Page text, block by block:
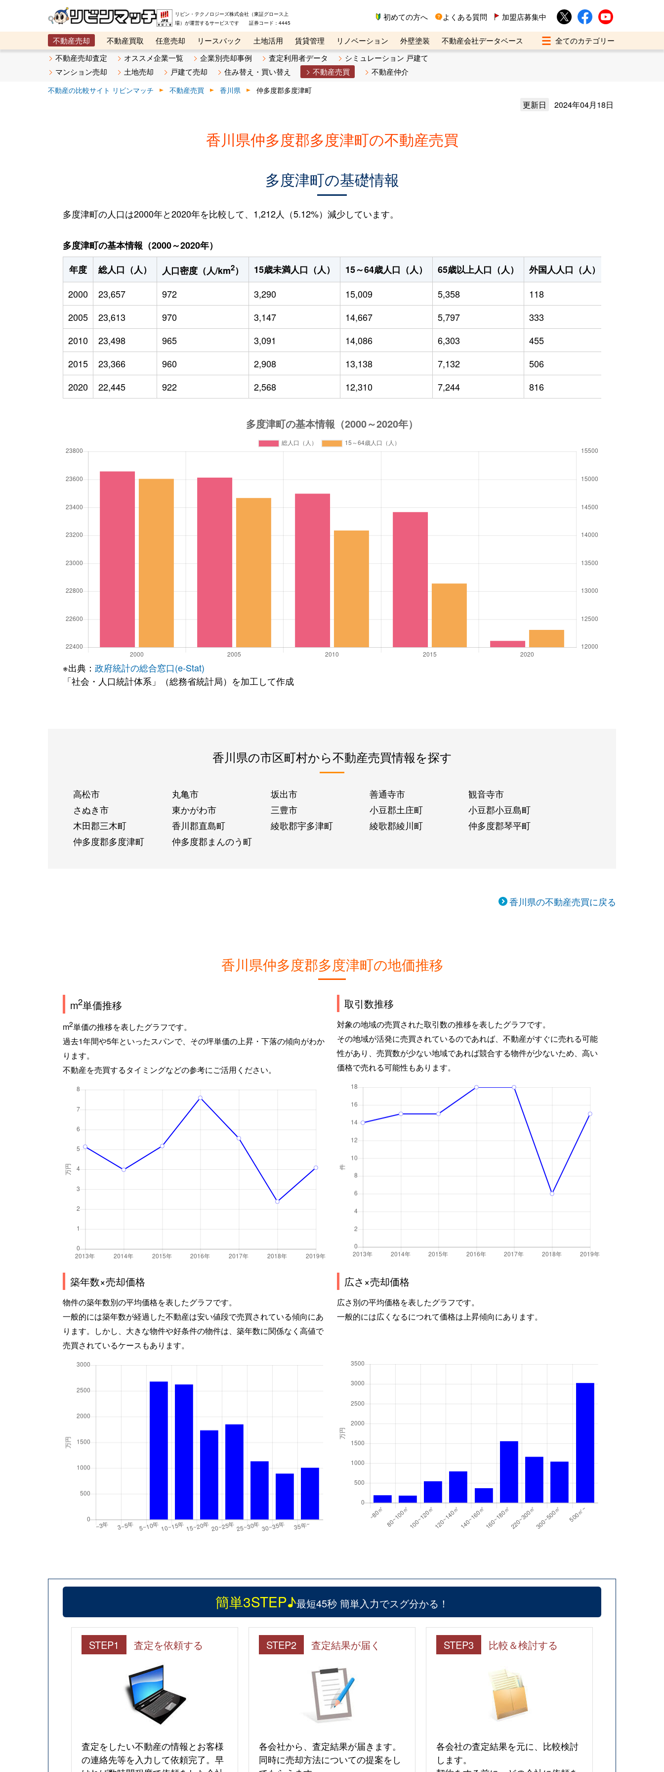
リビン・テクノロジーズ株式会社（東証グロース上
場）が運営するサービスです 証券コード：4445
初めての方へ よくある質問 加盟店募集中
不動産売却 不動産買取 任意売却 リースバック 土地活用 賃貸管理 リノベーション 外壁塗装
不動産会社データベース
メタ住宅展示場
ベスト不動産カンパニー オンライン講座 リビンマガジンBiz 不動産売却ご相談デスク
不動産売却査定 オススメ企業一覧 企業別売却事例 査定利用者データ
シミュレーション 戸建て
マンション売却
土地売却 戸建て売却 住み替え・買い替え 不動産売買 不動産仲介
不動産の比較サイト リビンマッチ 不動産売買 香川県 仲多度郡多度津町
更新日 2024年04月18日
香川県仲多度郡多度津町の不動産売買
多度津町の基礎情報
多度津町の人口は2000年と2020年を比較して、1,212人（5.12%）減少しています。
多度津町の基本情報（2000～2020年）
年度
総人口（人） 人口密度（人/km2） 15歳未満人口（人） 15～64歳人口（人） 65歳以上人口（人） 外国人人口（人）
2000
23,657 972 3,290 15,009 5,358 118
2005
23,613 970 3,147 14,667 5,797 333
2010
23,498 965 3,091 14,086 6,303 455
2015
23,366 960 2,908 13,138 7,132 506
2020
22,445 922 2,568 12,310 7,244 816
※出典： 政府統計の総合窓口(e-Stat)
「社会・人口統計体系」（総務省統計局）を加工して作成
香川県の市区町村から不動産売買情報を探す
高松市 丸亀市 坂出市 善通寺市
観音寺市
さぬき市
東かがわ市 三豊市 小豆郡土庄町
小豆郡小豆島町
木田郡三木町
香川郡直島町 綾歌郡宇多津町 綾歌郡綾川町
仲多度郡琴平町
仲多度郡多度津町
仲多度郡まんのう町
香川県の不動産売買に戻る
香川県仲多度郡多度津町の地価推移
m2単価推移
m2単価の推移を表したグラフです。
過去1年間や5年といったスパンで、その坪単価の上昇・下落の傾向がわか
ります。
不動産を売買するタイミングなどの参考にご活用ください。
取引数推移
対象の地域の売買された取引数の推移を表したグラフです。
その地域が活発に売買されているのであれば、不動産がすぐに売れる可能
性があり、売買数が少ない地域であれば競合する物件が少ないため、高い
価格で売れる可能性もあります。
築年数×売却価格
物件の築年数別の平均価格を表したグラフです。
一般的には築年数が経過した不動産は安い値段で売買されている傾向にあ
ります。しかし、大きな物件や好条件の物件は、築年数に関係なく高値で
売買されているケースもあります。
広さ×売却価格
広さ別の平均価格を表したグラフです。
一般的には広くなるにつれて価格は上昇傾向にあります。
簡単3STEP♪最短45秒 簡単入力でスグ分かる！
STEP1 査定を依頼する
査定をしたい不動産の情報とお客様
の連絡先等を入力して依頼完了。早
STEP2 査定結果が届く
各会社から、査定結果が届きます。
同時に売却方法についての提案をし
STEP3 比較＆検討する
各会社の査定結果を元に、比較検討
します。